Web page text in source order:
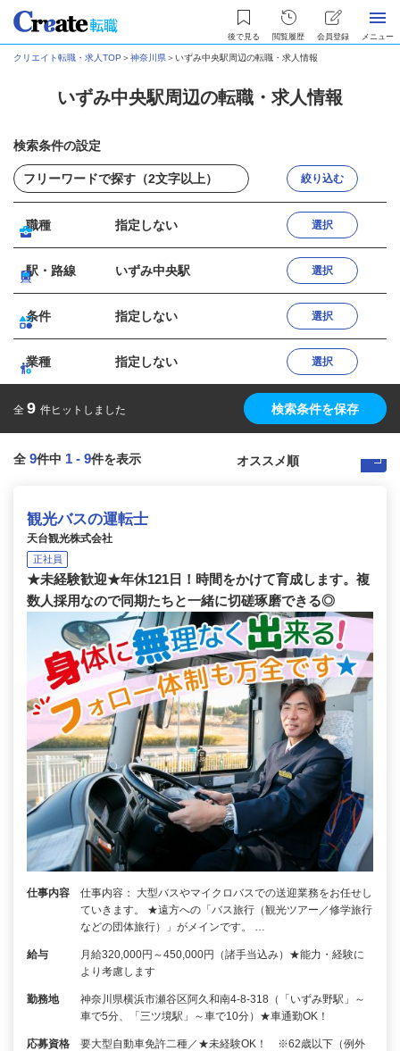
後で見る 閲覧履歴 会員登録 メニュー
クリエイト転職・求人TOP ＞神奈川県＞いずみ中央駅周辺の転職・求人情報
いずみ中央駅周辺の転職・求人情報
検索条件の設定
絞り込む
職種 指定しない 選択
駅・路線 いずみ中央駅 選択
条件 指定しない 選択
業種 指定しない 選択
全 9 件ヒットしました 検索条件を保存
全 9件中 1 - 9件を表示
観光バスの運転士
天台観光株式会社
正社員
★未経験歓迎★年休121日！時間をかけて育成します。複
数人採用なので同期たちと一緒に切磋琢磨できる◎
仕事内容
仕事内容： 大型バスやマイクロバスでの送迎業務をお任せし
ていきます。 ★遠方への「バス旅行（観光ツアー／修学旅行
などの団体旅行）」がメインです。 …
給与
月給320,000円～450,000円（諸手当込み）★能力・経験に
より考慮します
勤務地
神奈川県横浜市瀬谷区阿久和南4-8-318（「いずみ野駅」～
車で5分、「三ツ境駅」～車で10分）★車通勤OK！
応募資格
要大型自動車免許二種／★未経験OK！ ※62歳以下（例外